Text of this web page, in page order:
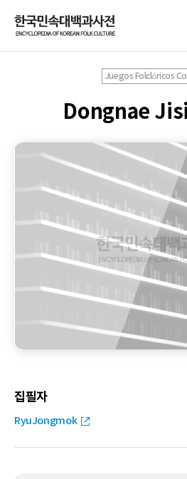
Juegos Folclóricos
Dongnae
집필자
RyuJongmok